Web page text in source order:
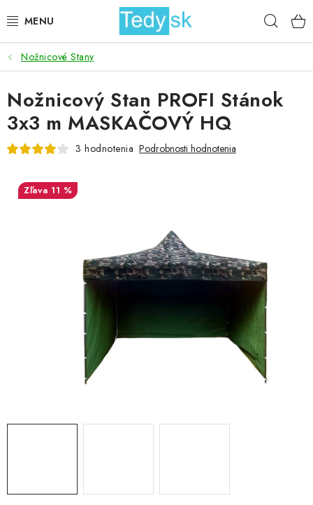
na
BICYKLE
ZÁHRADA
DOMÁCNOSŤ
AKCIOVÝ TOVAR
GALÉRIA OD ZÁKAZNÍKOV
Dopravné a platobné podmienky
Galéria od Zákaznikov
Nožnicové Stany
Nožnicový Stan PROFI Stánok
3x3 m MASKAČOVÝ HQ
3 hodnotenia Podrobnosti hodnotenia
11 %